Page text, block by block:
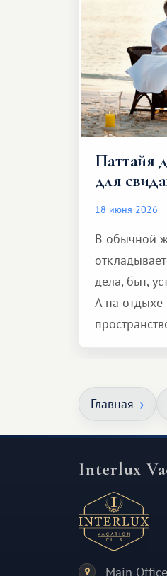
Паттайя
для
18 июня 2026
В обычной
дела, быт,
А на отдыхе
сделать для
и
Главная
Interlux
Main